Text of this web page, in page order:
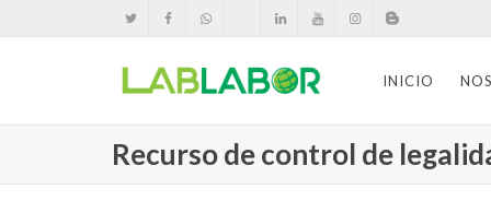
INICIO
Recurso de control de